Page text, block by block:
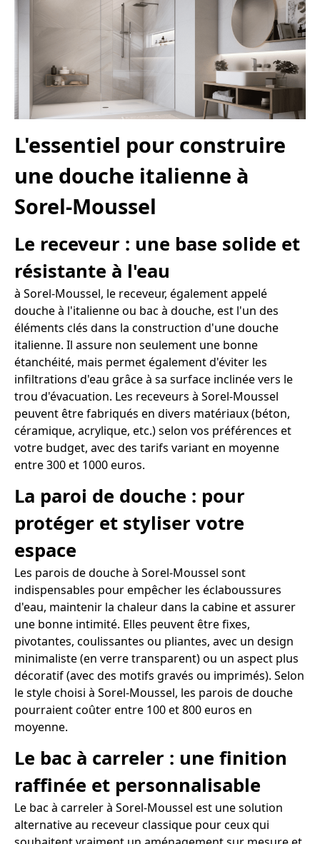
L'essentiel pour construire
une douche italienne à
Sorel-Moussel
Le receveur : une base solide et
résistante à l'eau
à Sorel-Moussel, le receveur, également appelé
douche à l'italienne ou bac à douche, est l'un des
éléments clés dans la construction d'une douche
italienne. Il assure non seulement une bonne
étanchéité, mais permet également d'éviter les
infiltrations d'eau grâce à sa surface inclinée vers le
trou d'évacuation. Les receveurs à Sorel-Moussel
peuvent être fabriqués en divers matériaux (béton,
céramique, acrylique, etc.) selon vos préférences et
votre budget, avec des tarifs variant en moyenne
entre 300 et 1000 euros.
La paroi de douche : pour
protéger et styliser votre
espace
Les parois de douche à Sorel-Moussel sont
indispensables pour empêcher les éclaboussures
d'eau, maintenir la chaleur dans la cabine et assurer
une bonne intimité. Elles peuvent être fixes,
pivotantes, coulissantes ou pliantes, avec un design
minimaliste (en verre transparent) ou un aspect plus
décoratif (avec des motifs gravés ou imprimés). Selon
le style choisi à Sorel-Moussel, les parois de douche
pourraient coûter entre 100 et 800 euros en
moyenne.
Le bac à carreler : une finition
raffinée et personnalisable
Le bac à carreler à Sorel-Moussel est une solution
alternative au receveur classique pour ceux qui